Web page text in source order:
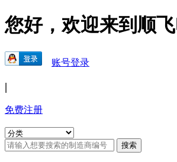
您好，欢迎来到顺
账号登录
|
免费注册